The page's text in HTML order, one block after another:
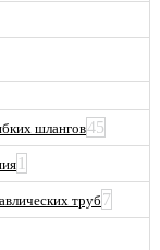
шлангов45
1
труб 7